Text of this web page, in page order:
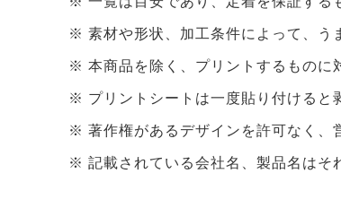
素材や形状、加工条件によって、う
本商品を除く、プリントするものに
プリントシートは一度貼り付けると
著作権があるデザインを許可なく、
記載されている会社名、製品名はそ